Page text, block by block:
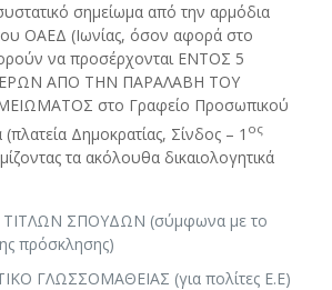
σημείωμα από την αρμόδια
ΟΑΕΔ (Ιωνίας, όσον αφορά στο
να προσέρχονται ΕΝΤΟΣ 5
ΑΠΟ ΤΗΝ ΠΑΡΑΛΑΒΗ ΤΟΥ
στο Γραφείο Προσωπικού
Δημοκρατίας, Σίνδος – 1 ος
τα ακόλουθα δικαιολογητικά
ΣΠΟΥΔΩΝ (σύμφωνα με το
πρόσκλησης)
ΓΛΩΣΣΟΜΑΘΕΙΑΣ (για πολίτες Ε.Ε)